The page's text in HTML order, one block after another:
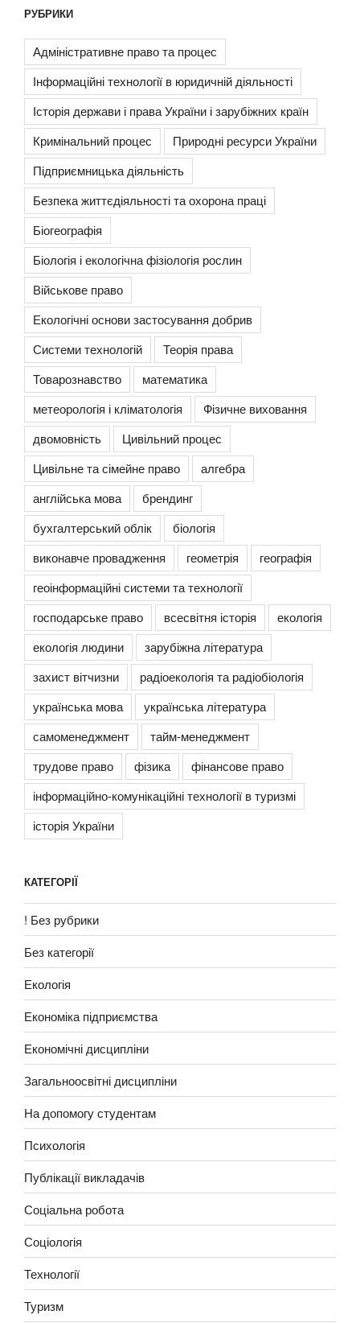
РУБРИКИ
Адміністративне право та процес
Інформаційні технології в юридичній діяльності
Історія держави і права України і зарубіжних країн
Кримінальний процес
Природні ресурси України
Підприємницька діяльність
Безпека життєдіяльності та охорона праці
Біогеографія
Біологія і екологічна фізіологія рослин
Військове право
Екологічні основи застосування добрив
Системи технологій
Теорія права
Товарознавство
математика
метеорологія і кліматологія
Фізичне виховання
двомовність
Цивільний процес
Цивільне та сімейне право
алгебра
англійська мова
брендинг
бухгалтерський облік
біологія
виконавче провадження
геометрія
географія
геоінформаційні системи та технології
господарське право
всесвітня історія
екологія
екологія людини
зарубіжна література
захист вітчизни
радіоекологія та радіобіологія
українська мова
українська література
самоменеджмент
тайм-менеджмент
трудове право
фізика
фінансове право
інформаційно-комунікаційні технології в туризмі
історія України
КАТЕГОРІЇ
! Без рубрики
Без категорії
Екологія
Економіка підприємства
Економічні дисципліни
Загальноосвітні дисципліни
На допомогу студентам
Психологія
Публікації викладачів
Соціальна робота
Соціологія
Технології
Туризм